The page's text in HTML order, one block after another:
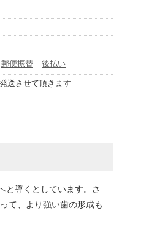
郵便振替
後払い
送させて頂きます
と導くとしています。さ
て、より強い歯の形成も